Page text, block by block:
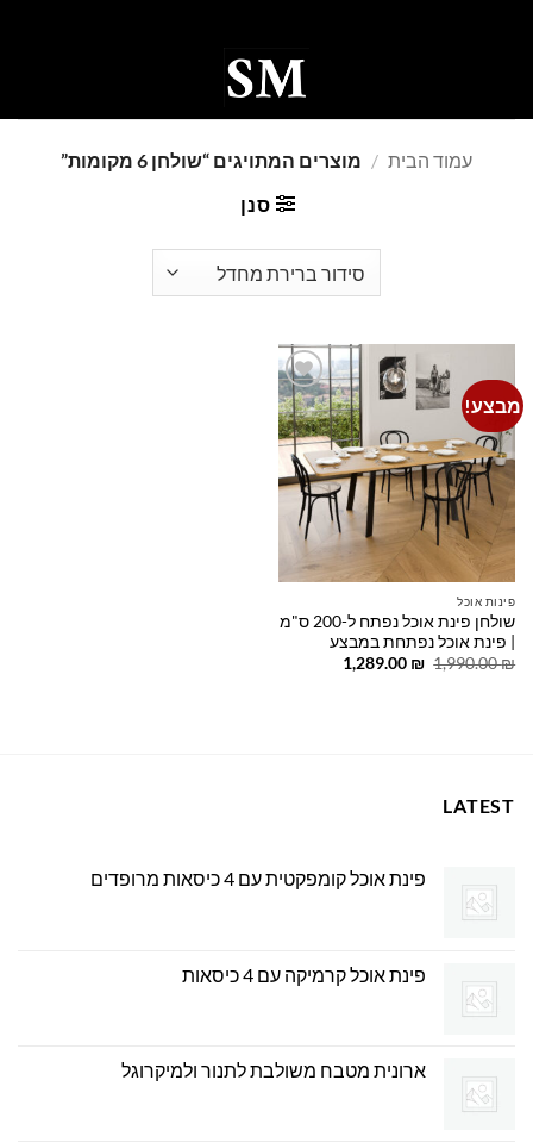
עמוד הבית / מוצרים המתויגים “שולחן 6 מקומות”
סנן
מבצע!
Add to
wishlist
פינות אוכל
שולחן פינת אוכל נפתח ל-200 ס"מ
| פינת אוכל נפתחת במבצע
1,990.00₪
המחיר
1,289.00 ₪
המחיר
LATEST
פינת אוכל קומפקטית עם 4 כיסאות מרופדים
פינת אוכל קרמיקה עם 4 כיסאות
ארונית מטבח משולבת לתנור ולמיקרוגל